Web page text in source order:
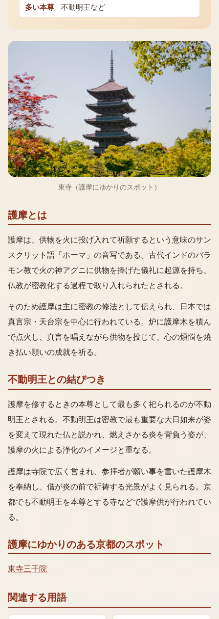
多い本尊 不動明王など
東寺（護摩にゆかりのスポット）
護摩とは
護摩は、供物を火に投げ入れて祈願するという意味のサン
スクリット語「ホーマ」の音写である。古代インドのバラ
モン教で火の神アグニに供物を捧げた儀礼に起源を持ち、
仏教が密教化する過程で取り入れられたとされる。
そのため護摩は主に密教の修法として伝えられ、日本では
真言宗・天台宗を中心に行われている。炉に護摩木を積ん
で点火し、真言を唱えながら供物を投じて、心の煩悩を焼
き払い願いの成就を祈る。
不動明王との結びつき
護摩を修するときの本尊として最も多く祀られるのが不動
明王とされる。不動明王は密教で最も重要な大日如来が姿
を変えて現れた仏と説かれ、燃えさかる炎を背負う姿が、
護摩の火による浄化のイメージと重なる。
護摩は寺院で広く営まれ、参拝者が願い事を書いた護摩木
を奉納し、僧が炎の前で祈祷する光景がよく見られる。京
都でも不動明王を本尊とする寺などで護摩供が行われてい
る。
護摩にゆかりのある京都のスポット
東寺三千院
関連する用語